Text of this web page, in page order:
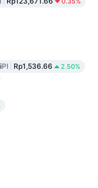
PI Rp1,536.66 2.50%